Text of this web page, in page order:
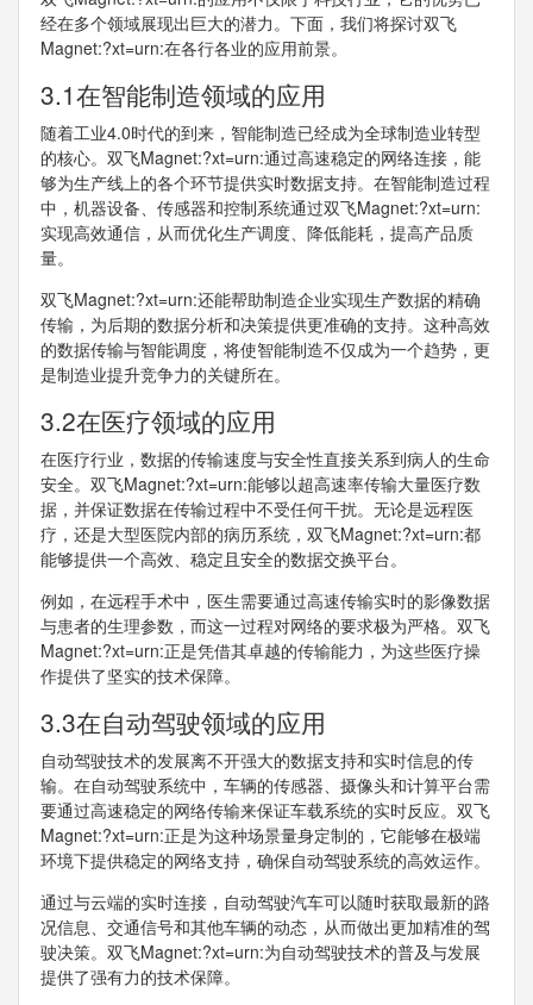
经在多个领域展现出巨大的潜力。下面，我们将探讨双飞
Magnet:?xt=urn:在各行各业的应用前景。
3.1在智能制造领域的应用
随着工业4.0时代的到来，智能制造已经成为全球制造业转型
的核心。双飞Magnet:?xt=urn:通过高速稳定的网络连接，能
够为生产线上的各个环节提供实时数据支持。在智能制造过程
中，机器设备、传感器和控制系统通过双飞Magnet:?xt=urn:
实现高效通信，从而优化生产调度、降低能耗，提高产品质
量。
双飞Magnet:?xt=urn:还能帮助制造企业实现生产数据的精确
传输，为后期的数据分析和决策提供更准确的支持。这种高效
的数据传输与智能调度，将使智能制造不仅成为一个趋势，更
是制造业提升竞争力的关键所在。
3.2在医疗领域的应用
在医疗行业，数据的传输速度与安全性直接关系到病人的生命
安全。双飞Magnet:?xt=urn:能够以超高速率传输大量医疗数
据，并保证数据在传输过程中不受任何干扰。无论是远程医
疗，还是大型医院内部的病历系统，双飞Magnet:?xt=urn:都
能够提供一个高效、稳定且安全的数据交换平台。
例如，在远程手术中，医生需要通过高速传输实时的影像数据
与患者的生理参数，而这一过程对网络的要求极为严格。双飞
Magnet:?xt=urn:正是凭借其卓越的传输能力，为这些医疗操
作提供了坚实的技术保障。
3.3在自动驾驶领域的应用
自动驾驶技术的发展离不开强大的数据支持和实时信息的传
输。在自动驾驶系统中，车辆的传感器、摄像头和计算平台需
要通过高速稳定的网络传输来保证车载系统的实时反应。双飞
Magnet:?xt=urn:正是为这种场景量身定制的，它能够在极端
环境下提供稳定的网络支持，确保自动驾驶系统的高效运作。
通过与云端的实时连接，自动驾驶汽车可以随时获取最新的路
况信息、交通信号和其他车辆的动态，从而做出更加精准的驾
驶决策。双飞Magnet:?xt=urn:为自动驾驶技术的普及与发展
提供了强有力的技术保障。